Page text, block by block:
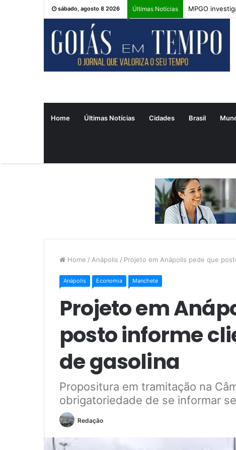
sábado, agosto 8 2026 Últimas Notícias MPGO
Home Últimas Notícias Cidades Brasil
Home / Anápolis / Projeto em Anápolis pede que
Anápolis Economia Manchete
Projeto em
posto informe
de gasolina
Propositura em tramitação na
obrigatoriedade de se informar
Redação